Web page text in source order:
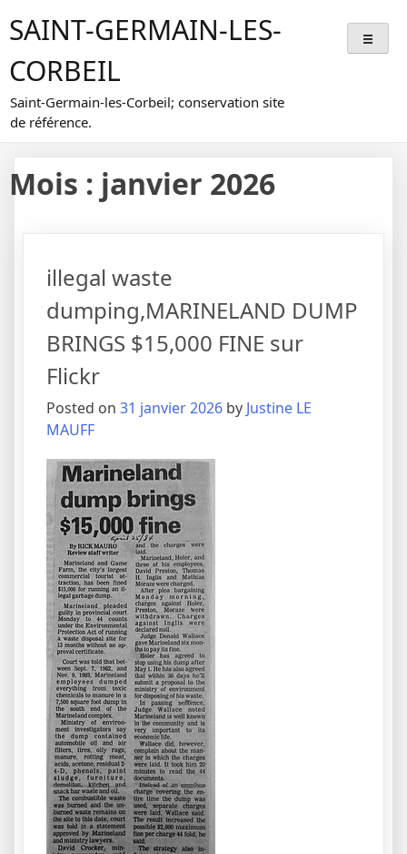
toSAINT-GERMAIN-LES-
CORBEIL
Saint-Germain-les-Corbeil; conservation site
de référence.
Mois : janvier 2026
illegal waste
dumping,MARINELAND DUMP
BRINGS $15,000 FINE sur
Flickr
Posted on 31 janvier 2026 by Justine LE
MAUFF